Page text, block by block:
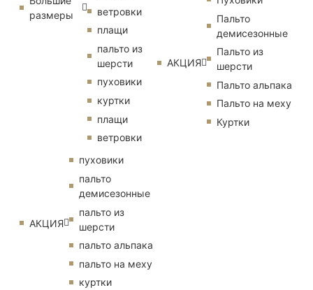
размеры
ветровки
плащи
пальто из
шерсти
пуховики
куртки
плащи
ветровки
АКЦИЯ
пуховики
пальто
демисезонные
пальто из
шерсти
пальто альпака
пальто на меху
куртки
АКЦИЯ
Пальто
демисезонные
Пальто из
шерсти
Пальто альпака
Пальто на меху
Куртки